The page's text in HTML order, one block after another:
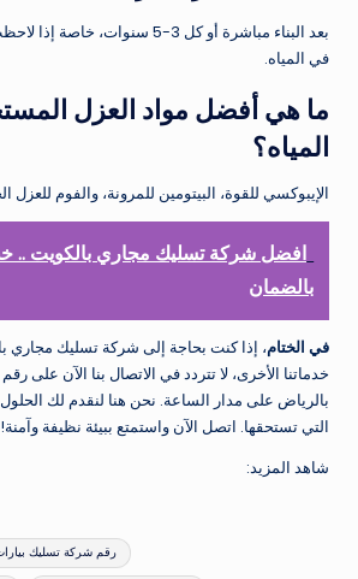
بعد البناء مباشرة أو كل 3-5
في المياه.
ما هي أفضل مواد العزل
المياه؟
الإيبوكسي للقوة، البيتومين للمرونة، والفوم للعزل
افضل شركة تسليك مجاري بالكويت ..
بالضمان
في الختام، إذا كنت بحاجة إلى شركة تسليك مجاري
خدماتنا الأخرى، لا تتردد في الاتصال بنا الآن على
بالرياض على مدار الساعة. نحن هنا لنقدم لك
التي تستحقها. اتصل الآن واستمتع ببيئة نظيفة وآمنة!
شاهد المزيد:
رقم شركة تسليك